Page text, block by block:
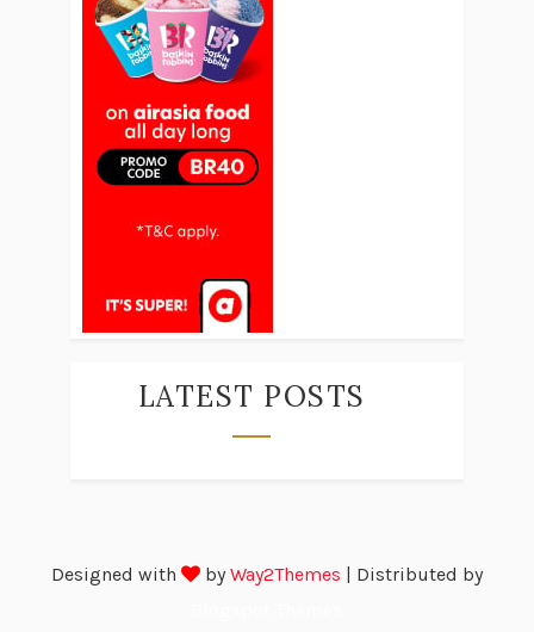
LATEST POSTS
Designed with byWay2Themes | Distributed by